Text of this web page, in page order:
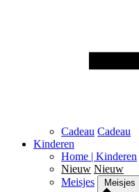
Cadeau Cadeau
Kinderen
Home | Kinderen
Nieuw Nieuw
Meisjes
Meisjes